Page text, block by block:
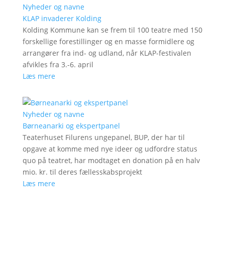
Nyheder og navne
KLAP invaderer Kolding
Kolding Kommune kan se frem til 100 teatre med 150
forskellige forestillinger og en masse formidlere og
arrangører fra ind- og udland, når KLAP-festivalen
afvikles fra 3.-6. april
Læs mere
Nyheder og navne
Børneanarki og ekspertpanel
Teaterhuset Filurens ungepanel, BUP, der har til
opgave at komme med nye ideer og udfordre status
quo på teatret, har modtaget en donation på en halv
mio. kr. til deres fællesskabsprojekt
Læs mere